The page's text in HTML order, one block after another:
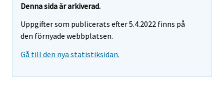
Denna sida är arkiverad.
Uppgifter som publicerats efter 5.4.2022 finns på
den förnyade webbplatsen.
Gå till den nya statistiksidan.